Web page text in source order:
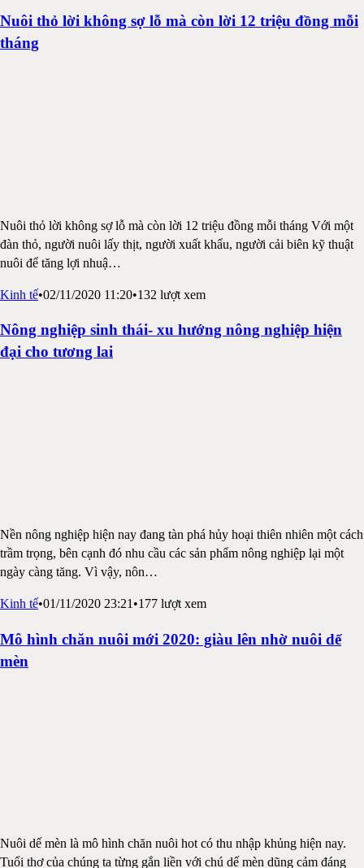
Nuôi thỏ lời không sợ lỗ mà còn lời 12 triệu đồng mỗi
tháng
Nuôi thỏ lời không sợ lỗ mà còn lời 12 triệu đồng mỗi tháng Với một
đàn thỏ, người nuôi lấy thịt, người xuất khẩu, người cải biên kỹ thuật
nuôi để tăng lợi nhuậ…
Kinh tế•02/11/2020 11:20•132 lượt xem
Nông nghiệp sinh thái- xu hướng nông nghiệp hiện
đại cho tương lai
Nền nông nghiệp hiện nay đang tàn phá hủy hoại thiên nhiên một cách
trầm trọng, bên cạnh đó nhu cầu các sản phẩm nông nghiệp lại một
ngày càng tăng. Vì vậy, nôn…
Kinh tế•01/11/2020 23:21 •177 lượt xem
Mô hình chăn nuôi mới 2020: giàu lên nhờ nuôi dế
mèn
Nuôi dế mèn là mô hình chăn nuôi hot có thu nhập khủng hiện nay.
Tuổi thơ của chúng ta từng gắn liền với chú dế mèn dũng cảm đáng